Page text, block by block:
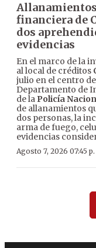
financiera de
dos
evidencias
En el marco de la
al local de créditos
julio en el centro de
Departamento de
de la Policía
de allanamientos
dos personas, la
arma de fuego,
evidencias
Agosto 7, 2026 07:45 p.